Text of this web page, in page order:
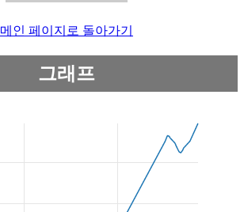
메인 페이지로 돌아가기
그래프